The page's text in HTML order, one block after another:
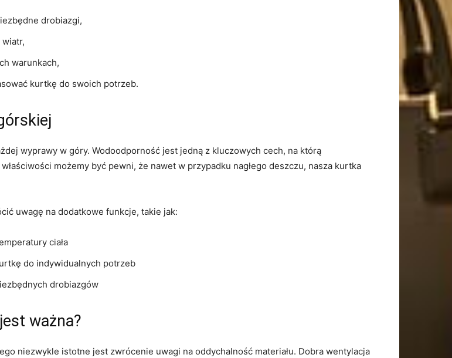
drobiazgi,
warunkach,
kurtkę do swoich potrzeb.
⁢wyprawy w góry. Wodoodporność ​jest jedną z kluczowych​ cech, na którą​
możemy być pewni, ‍że nawet w‍ przypadku nagłego deszczu, nasza kurtka
uwagę na dodatkowe funkcje, takie jak:
ciała
do indywidualnych potrzeb
drobiazgów
⁢ważna?
niezwykle⁤ istotne jest zwrócenie ⁢uwagi na oddychalność materiału.‌ Dobra wentylacja